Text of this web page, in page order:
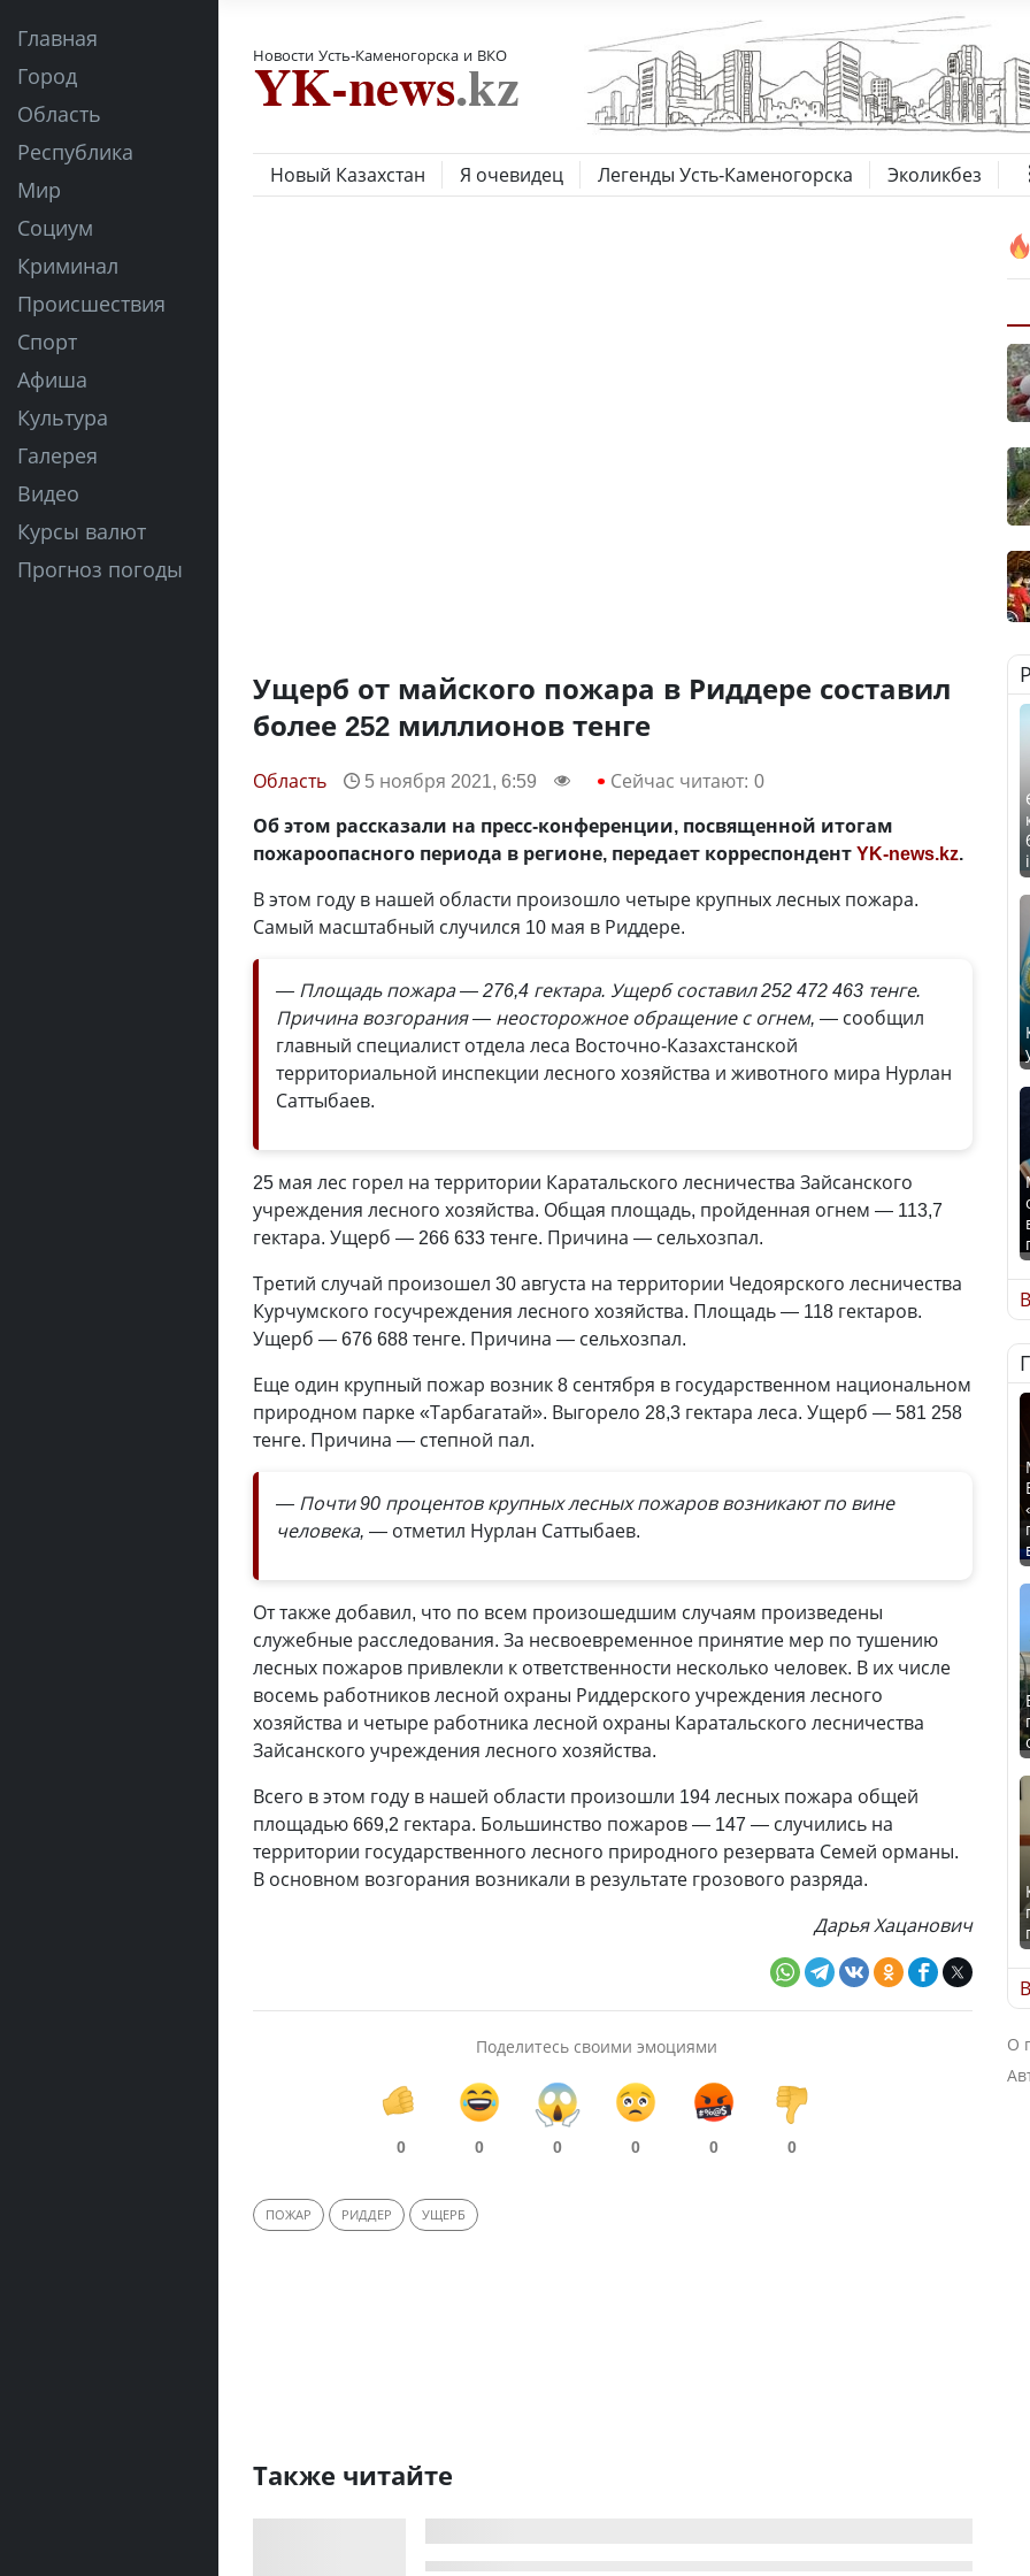
Главная
Город
Область
Республика
Мир
Социум
Криминал
Происшествия
Спорт
Афиша
Культура
Галерея
Видео
Курсы валют
Прогноз погоды
Новости Усть-Каменогорска и ВКО
Новый Казахстан Я очевидец Легенды Усть-Каменогорска Эколикбез
Ущерб от майского пожара в Риддере составил
более 252 миллионов тенге
Область 5 ноября 2021, 6:59 Сейчас читают: 0
Об этом рассказали на пресс-конференции, посвященной итогам
пожароопасного периода в регионе, передает корреспондентYK-news.kz.
В этом году в нашей области произошло четыре крупных лесных пожара.
Самый масштабный случился 10 мая в Риддере.
— Площадь пожара — 276,4 гектара. Ущерб составил 252 472 463 тенге.
Причина возгорания — неосторожное обращение с огнем, — сообщил
главный специалист отдела леса Восточно-Казахстанской
территориальной инспекции лесного хозяйства и животного мира Нурлан
Саттыбаев.
25 мая лес горел на территории Каратальского лесничества Зайсанского
учреждения лесного хозяйства. Общая площадь, пройденная огнем — 113,7
гектара. Ущерб — 266 633 тенге. Причина — сельхозпал.
Третий случай произошел 30 августа на территории Чедоярского лесничества
Курчумского госучреждения лесного хозяйства. Площадь — 118 гектаров.
Ущерб — 676 688 тенге. Причина — сельхозпал.
Еще один крупный пожар возник 8 сентября в государственном национальном
природном парке «Тарбагатай». Выгорело 28,3 гектара леса. Ущерб — 581 258
тенге. Причина — степной пал.
— Почти 90 процентов крупных лесных пожаров возникают по вине
человека, — отметил Нурлан Саттыбаев.
От также добавил, что по всем произошедшим случаям произведены
служебные расследования. За несвоевременное принятие мер по тушению
лесных пожаров привлекли к ответственности несколько человек. В их числе
восемь работников лесной охраны Риддерского учреждения лесного
хозяйства и четыре работника лесной охраны Каратальского лесничества
Зайсанского учреждения лесного хозяйства.
Всего в этом году в нашей области произошли 194 лесных пожара общей
площадью 669,2 гектара. Большинство пожаров — 147 — случились на
территории государственного лесного природного резервата Семей орманы.
В основном возгорания возникали в результате грозового разряда.
Дарья Хацанович
Поделитесь своими эмоциями
0 0 0 0 0 0
ПОЖАР РИДДЕР УЩЕРБ
Также читайте
О